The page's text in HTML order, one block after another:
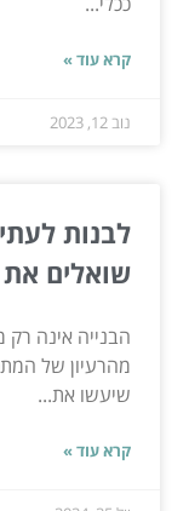
קרא עוד »
נוב 12, 2023
לבנות
שואלים
הבנייה אינה
מהרעיון של
שיעשו את...
קרא עוד »